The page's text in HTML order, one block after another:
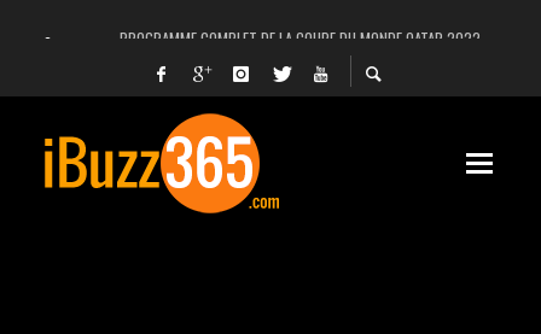
PROGRAMME COMPLET DE LA COUPE DU MONDE QATAR 2022
FACEBOOK, INSTAGRAM ET WHATSAPP HORS SERVICE! EST-CE UNE CYBER-
UNE VIDÉO 4K MONTRE LA PLANÈTE MARS EN ULTRA-HAUTE DÉFINITION
LANCEMENT DU PREMIER VOL HABITÉ DE SPACEX
DÉCÈS DE L’EX-PRÉSIDENT ZINE EL ABIDINE BEN ALI, SERA-T-IL ENTERRÉ EN